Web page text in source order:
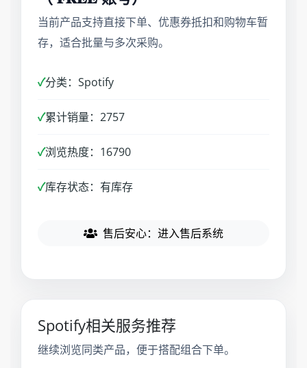
当前产品支持直接下单、优惠券抵扣和购物车暂
存，适合批量与多次采购。
✓分类：Spotify
✓累计销量：2757
✓浏览热度：16790
✓库存状态：有库存
售后安心：进入售后系统
Spotify相关服务推荐
继续浏览同类产品，便于搭配组合下单。